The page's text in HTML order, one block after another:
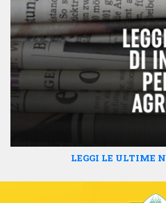
LEGGI LE ULTIME